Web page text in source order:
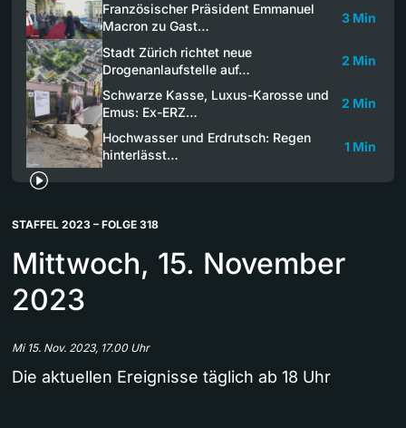
Französischer Präsident Emmanuel
Macron zu Gast…
3 Min
Stadt Zürich richtet neue
Drogenanlaufstelle auf…
2 Min
Schwarze Kasse, Luxus-Karosse und
Emus: Ex-ERZ…
2 Min
Hochwasser und Erdrutsch: Regen
hinterlässt…
1 Min
STAFFEL 2023 – FOLGE 318
Mittwoch, 15. November
2023
Mi 15. Nov. 2023, 17.00 Uhr
Die aktuellen Ereignisse täglich ab 18 Uhr